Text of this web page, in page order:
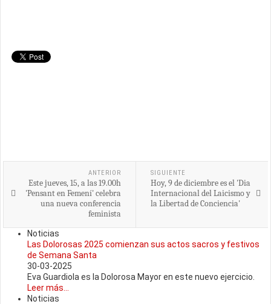
ANTERIOR
Este jueves, 15, a las 19.00h
'Pensant en Femení' celebra
una nueva conferencia
feminista
SIGUIENTE
Hoy, 9 de diciembre es el 'Dia
Internacional del Laicismo y
la Libertad de Conciencia'
Noticias
Las Dolorosas 2025 comienzan sus actos sacros y festivos
de Semana Santa
30-03-2025
Eva Guardiola es la Dolorosa Mayor en este nuevo ejercicio.
Leer más...
Noticias